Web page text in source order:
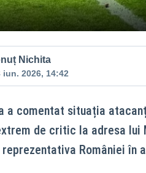
Nichita
iun. 2026, 14:42
a comentat situația
de critic la adresa
României în